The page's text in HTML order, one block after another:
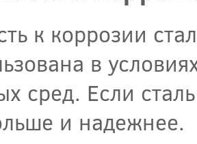
к коррозии
в
сред. Если
и надежнее.